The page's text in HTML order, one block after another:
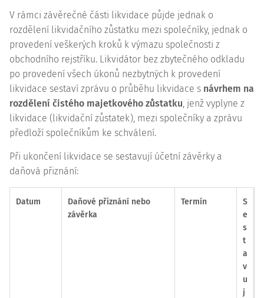
V rámci závěrečné části likvidace půjde jednak o
rozdělení likvidačního zůstatku mezi společníky, jednak o
provedení veškerých kroků k výmazu společnosti z
obchodního rejstříku. Likvidátor bez zbytečného odkladu
po provedení všech úkonů nezbytných k provedení
likvidace sestaví zprávu o průběhu likvidace s návrhem na
rozdělení čistého majetkového zůstatku, jenž vyplyne z
likvidace (likvidační zůstatek), mezi společníky a zprávu
předloží společníkům ke schválení.
Při ukončení likvidace se sestavují účetní závěrky a
daňová přiznání:
Datum
Daňové přiznání nebo
závěrka
Termín
S
e
s
t
a
v
u
j